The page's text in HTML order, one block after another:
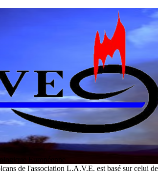
de l'association L.A.V.E. est basé sur celui